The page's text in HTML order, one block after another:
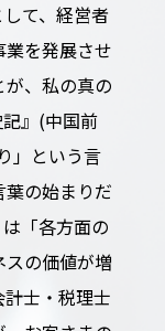
て、経営者
を発展させ
、私の真の
』(中国前
」という言
の始まりだ
「各方面の
の価値が増
士・税理士